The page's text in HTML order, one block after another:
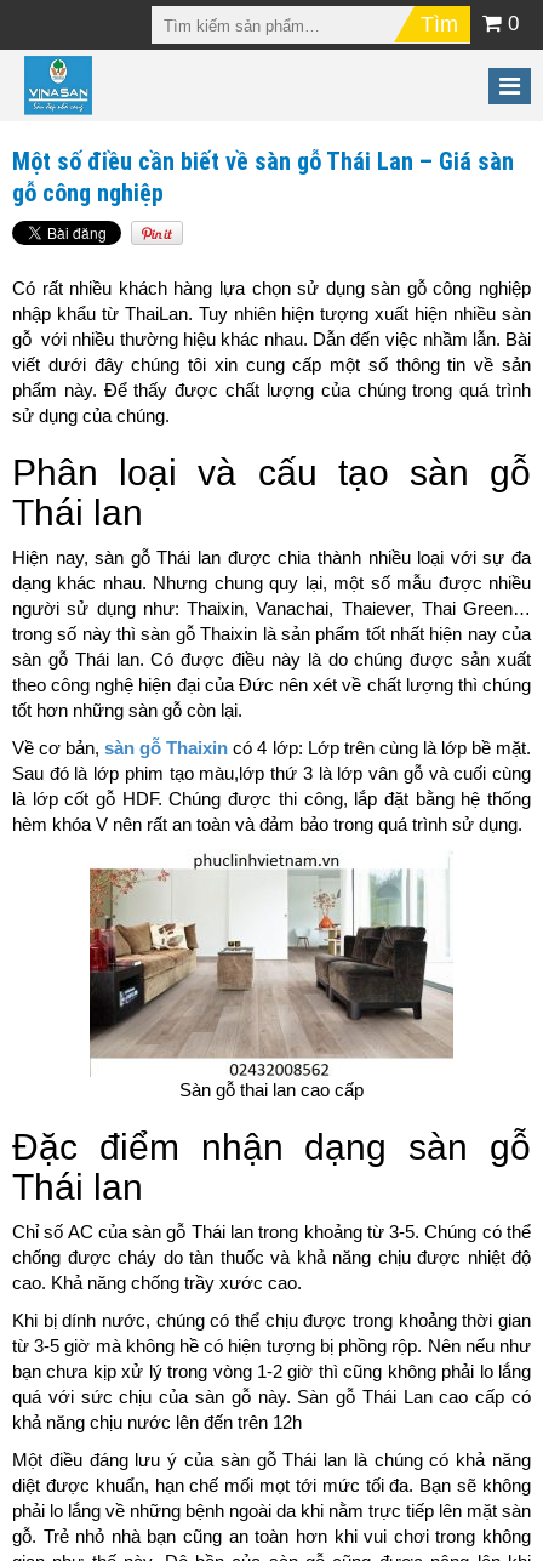
0
Một số điều cần biết về sàn gỗ Thái Lan – Giá sàn
gỗ công nghiệp
Có rất nhiều khách hàng lựa chọn sử dụng sàn gỗ công nghiệp
nhập khẩu từ ThaiLan. Tuy nhiên hiện tượng xuất hiện nhiều sàn
gỗ với nhiều thường hiệu khác nhau. Dẫn đến việc nhầm lẫn. Bài
viết dưới đây chúng tôi xin cung cấp một số thông tin về sản
phẩm này. Để thấy được chất lượng của chúng trong quá trình
sử dụng của chúng.
Phân loại và cấu tạo sàn gỗ
Thái lan
Hiện nay, sàn gỗ Thái lan được chia thành nhiều loại với sự đa
dạng khác nhau. Nhưng chung quy lại, một số mẫu được nhiều
người sử dụng như: Thaixin, Vanachai, Thaiever, Thai Green…
trong số này thì sàn gỗ Thaixin là sản phẩm tốt nhất hiện nay của
sàn gỗ Thái lan. Có được điều này là do chúng được sản xuất
theo công nghệ hiện đại của Đức nên xét về chất lượng thì chúng
tốt hơn những sàn gỗ còn lại.
Về cơ bản,sàn gỗ Thaixin có 4 lớp: Lớp trên cùng là lớp bề mặt.
Sau đó là lớp phim tạo màu,lớp thứ 3 là lớp vân gỗ và cuối cùng
là lớp cốt gỗ HDF. Chúng được thi công, lắp đặt bằng hệ thống
hèm khóa V nên rất an toàn và đảm bảo trong quá trình sử dụng.
Sàn gỗ thai lan cao cấp
Đặc điểm nhận dạng sàn gỗ
Thái lan
Chỉ số AC của sàn gỗ Thái lan trong khoảng từ 3-5. Chúng có thể
chống được cháy do tàn thuốc và khả năng chịu được nhiệt độ
cao. Khả năng chống trầy xước cao.
Khi bị dính nước, chúng có thể chịu được trong khoảng thời gian
từ 3-5 giờ mà không hề có hiện tượng bị phồng rộp. Nên nếu như
bạn chưa kịp xử lý trong vòng 1-2 giờ thì cũng không phải lo lắng
quá với sức chịu của sàn gỗ này. Sàn gỗ Thái Lan cao cấp có
khả năng chịu nước lên đến trên 12h
Một điều đáng lưu ý của sàn gỗ Thái lan là chúng có khả năng
diệt được khuẩn, hạn chế mối mọt tới mức tối đa. Bạn sẽ không
phải lo lắng về những bệnh ngoài da khi nằm trực tiếp lên mặt sàn
gỗ. Trẻ nhỏ nhà bạn cũng an toàn hơn khi vui chơi trong không